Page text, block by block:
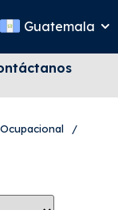
Guatemala
/